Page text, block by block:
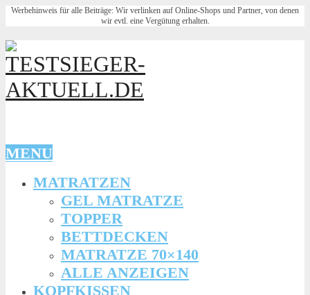
Werbehinweis für alle Beiträge: Wir verlinken auf Online-Shops und Partner, von denen
wir evtl. eine Vergütung erhalten.
MENU
MATRATZEN
GEL MATRATZE
TOPPER
BETTDECKEN
MATRATZE 70×140
ALLE ANZEIGEN
KOPFKISSEN